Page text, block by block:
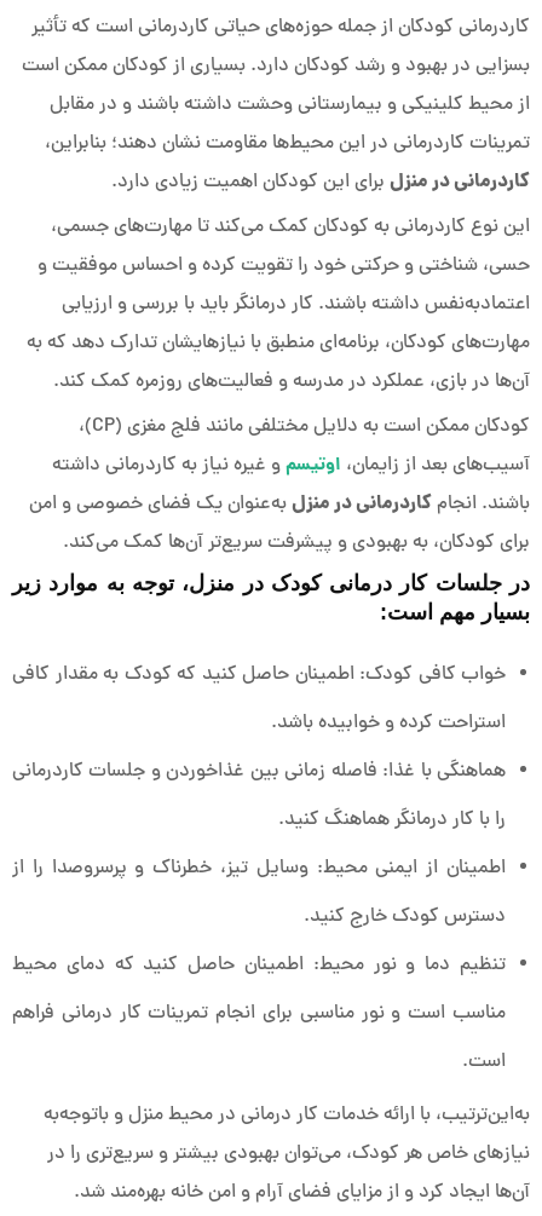
کاردرمانی کودکان از جمله حوزه‌های حیاتی کاردرمانی است که تأثیر
بسزایی در بهبود و رشد کودکان دارد. بسیاری از کودکان ممکن است
از محیط کلینیکی و بیمارستانی وحشت داشته باشند و در مقابل
تمرینات کاردرمانی در این محیط‌ها مقاومت نشان دهند؛ بنابراین،
کاردرمانی در منزلبرای این کودکان اهمیت زیادی دارد.
این نوع کاردرمانی به کودکان کمک می‌کند تا مهارت‌های جسمی،
حسی، شناختی و حرکتی خود را تقویت کرده و احساس موفقیت و
اعتمادبه‌نفس داشته باشند. کار درمانگر باید با بررسی و ارزیابی
مهارت‌های کودکان، برنامه‌ای منطبق با نیازهایشان تدارک دهد که به
آن‌ها در بازی، عملکرد در مدرسه و فعالیت‌های روزمره کمک کند.
کودکان ممکن است به دلایل مختلفی مانند فلج مغزی (CP)،
آسیب‌های بعد از زایمان، اوتیسمو غیره نیاز به کاردرمانی داشته
باشند. انجامکاردرمانی در منزلبه‌عنوان یک فضای خصوصی و امن
برای کودکان، به بهبودی و پیشرفت سریع‌تر آن‌ها کمک می‌کند.
در جلسات کار درمانی کودک در منزل، توجه به موارد زیر
بسیار مهم است:
خواب کافی کودک: اطمینان حاصل کنید که کودک به مقدار کافی
استراحت کرده و خوابیده باشد.
هماهنگی با غذا: فاصله زمانی بین غذاخوردن و جلسات کاردرمانی
را با کار درمانگر هماهنگ کنید.
اطمینان از ایمنی محیط: وسایل تیز، خطرناک و پرسروصدا را از
دسترس کودک خارج کنید.
تنظیم دما و نور محیط: اطمینان حاصل کنید که دمای محیط
مناسب است و نور مناسبی برای انجام تمرینات کار درمانی فراهم
است.
به‌این‌ترتیب، با ارائه خدمات کار درمانی در محیط منزل و باتوجه‌به
نیازهای خاص هر کودک، می‌توان بهبودی بیشتر و سریع‌تری را در
آن‌ها ایجاد کرد و از مزایای فضای آرام و امن خانه بهره‌مند شد.